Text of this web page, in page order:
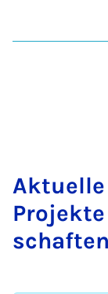
Ak­tu­el­le
schaf­ten